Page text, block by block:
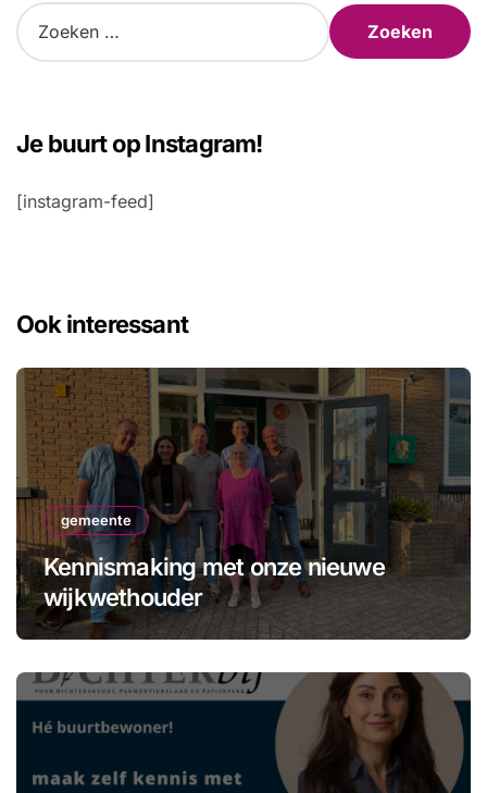
Z
o
n
a
Je buurt op Instagram!
[instagram-feed]
Ook interessant
gemeente
Kennismaking met onze nieuwe
wijkwethouder